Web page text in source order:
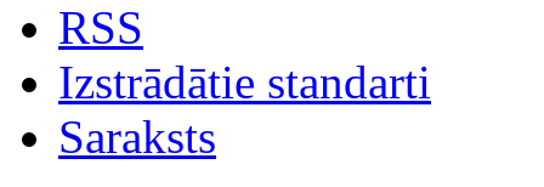
RSS
Izstrādātie standarti
Saraksts